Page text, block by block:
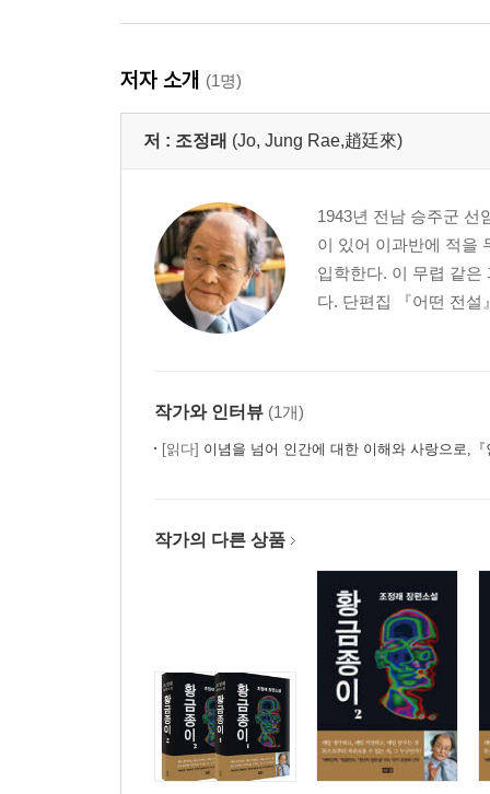
저자 소개 (1명)
저 : 조정래 (Jo, Jung Rae,趙廷來)
1943년 전남 승주군 선
이 있어 이과반에 적을
입학한다. 이 무렵 같은
다. 단편집 『어떤 전설
작가와 인터뷰 (1개)
[읽다] 이념을 넘어 인간에 대한 이해와 사랑으로,『인
작가의 다른 상품